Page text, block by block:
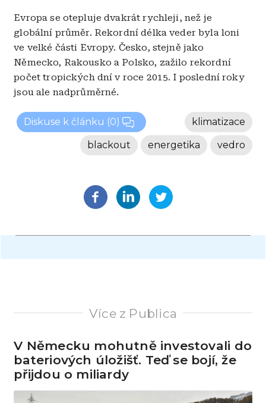
Evropa se otepluje dvakrát rychleji, než je
globální průměr. Rekordní délka veder byla loni
ve velké části Evropy. Česko, stejně jako
Německo, Rakousko a Polsko, zažilo rekordní
počet tropických dní v roce 2015. I poslední roky
jsou ale nadprůměrné.
Diskuse k článku (0) klimatizace
vedro
energetika
blackout
Více z Publica
V Německu mohutně investovali do
bateriových úložišť. Teď se bojí, že
přijdou o miliardy